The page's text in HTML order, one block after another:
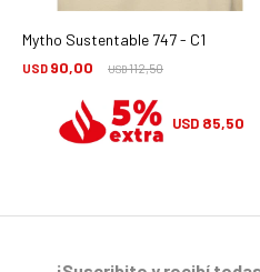
Mytho Sustentable 747 - C1
USD 90,00 USD112,50
USD 85,50